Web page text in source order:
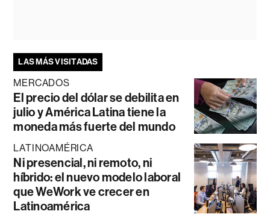
LAS MÁS VISITADAS
MERCADOS
El precio del dólar se debilita en
julio y América Latina tiene la
moneda más fuerte del mundo
LATINOAMÉRICA
Ni presencial, ni remoto, ni
híbrido: el nuevo modelo laboral
que WeWork ve crecer en
Latinoamérica